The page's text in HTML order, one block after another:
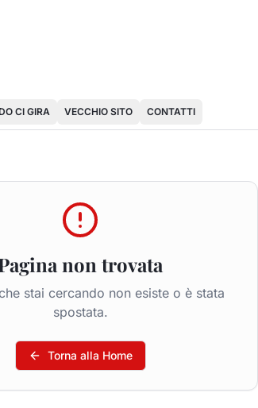
CI GIRA VECCHIO SITO CONTATTI
non trovata
stai cercando non esiste o è stata
spostata.
Torna alla Home